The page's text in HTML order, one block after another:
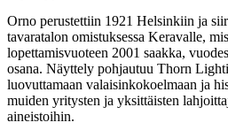
Orno perustettiin 1921 Helsinkiin ja
tavaratalon omistuksessa Keravalle,
lopettamisvuoteen 2001 saakka,
osana. Näyttely pohjautuu Thorn
luovuttamaan valaisinkokoelmaan ja
muiden yritysten ja yksittäisten
aineistoihin.